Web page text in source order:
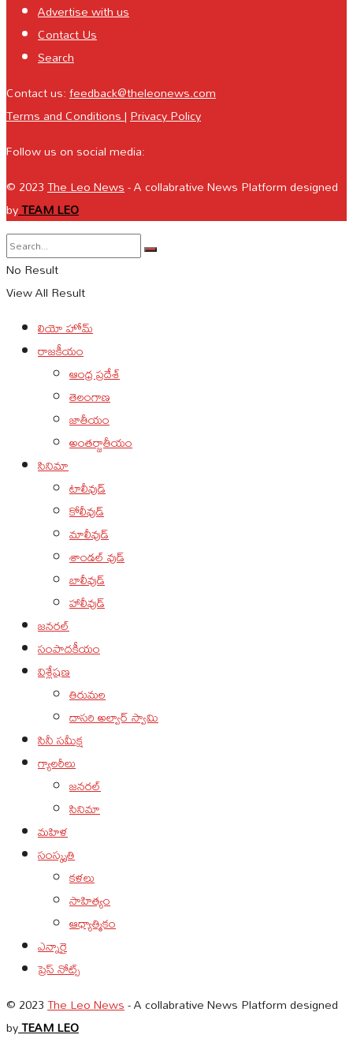
Advertise with us
Contact Us
Search
Contact us:feedback@theleonews.com
Terms and Conditions|Privacy Policy
Follow us on social media:
© 2023The Leo News- A collabrative News Platform designed
byTEAM LEO
No Result
View All Result
లియో హోమ్
రాజకీయం
ఆంధ్ర ప్రదేశ్
తెలంగాణ
జాతీయం
అంతర్జాతీయం
సినిమా
టాలీవుడ్
కోలీవుడ్
మాలీవుడ్
శాండల్ వుడ్
బాలీవుడ్
హాలీవుడ్
జనరల్
సంపాదకీయం
విశ్లేషణ
తిరుమల
దాసరి అల్వార్ స్వామి
సినీ సమీక్ష
గ్యాలరీలు
జనరల్
సినిమా
మహిళ
సంస్కృతి
కళలు
సాహిత్యం
ఆధ్యాత్మికం
ఎన్నారై
ప్రెస్ నోట్స్
© 2023The Leo News- A collabrative News Platform designed
byTEAM LEO